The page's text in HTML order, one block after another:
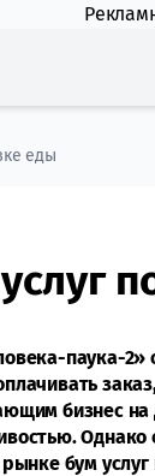
еды
паука-2»
бизнес на
Однако
бум услуг